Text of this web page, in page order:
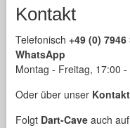
Kontakt
Telefonisch +49 (0) 7946
WhatsApp
Montag - Freitag, 17:00
Oder über unser
Folgt Dart-Caveauch auf